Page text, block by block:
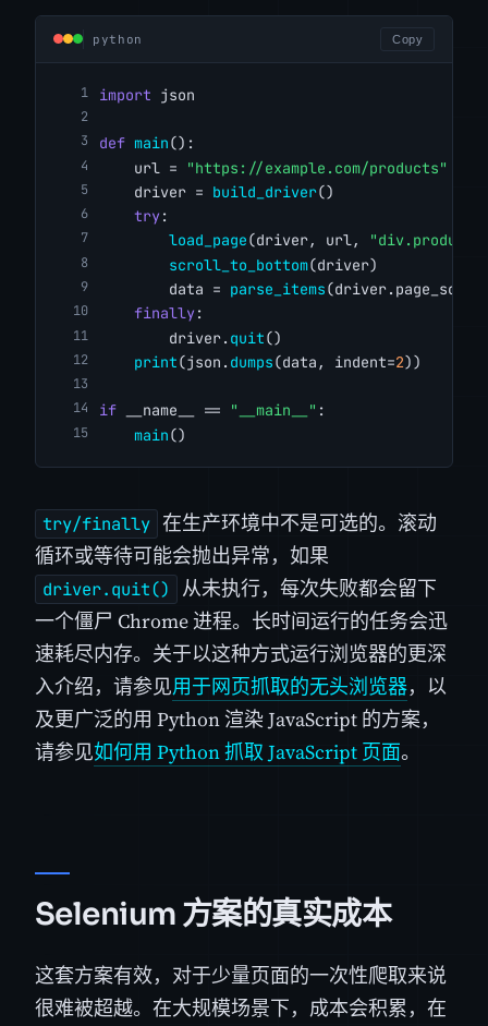
python Copy
import json
def main():
    url =
"https://example.com/products"
    driver =
build_driver()
try:
load_page(driver, url,
"div.product-
scroll_to_bottom(driver)
        data =
parse_items
finally:
        driver.
quit()
print(json. dumps(data, indent=2))
if __name__ == "__main__" :
main()
try/finally 在生产环境中不是可选的。滚动
循环或等待可能会抛出异常，如果
driver.quit()
从未执行，每次失败都会留下
一个僵尸 Chrome 进程。长时间运行的任务会迅
速耗尽内存。关于以这种方式运行浏览器的更深
入介绍，请参见用于网页抓取的无头浏览器，以
及更广泛的用 Python 渲染 JavaScript 的方案，
请参见如何用 Python 抓取 JavaScript 页面。
Selenium 方案的真实成本
这套方案有效，对于少量页面的一次性爬取来说
很难被超越。在大规模场景下，成本会积累，在